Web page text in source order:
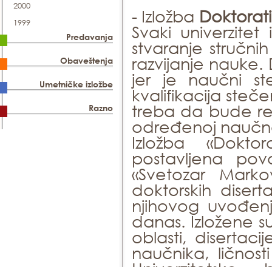
2000
1999
Predavanja
Obaveštenja
Umetničke izložbe
Razno
- Izložba
Svaki
stvaranje
razvijanje
jer je naučni
kvalifikacija
treba da bude
određenoj
Izložba
postavljena
«Svetozar
doktorskih
njihovog
danas. Izložene
oblasti,
naučnika,